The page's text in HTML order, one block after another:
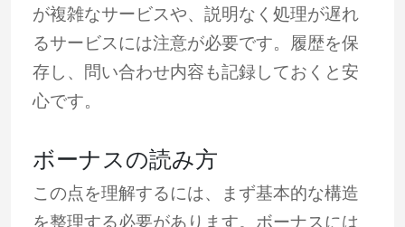
が複雑なサービスや、説明なく処理が遅れ
るサービスには注意が必要です。履歴を保
存し、問い合わせ内容も記録しておくと安
心です。
ボーナスの読み方
この点を理解するには、まず基本的な構造
を整理する必要があります。ボーナスには